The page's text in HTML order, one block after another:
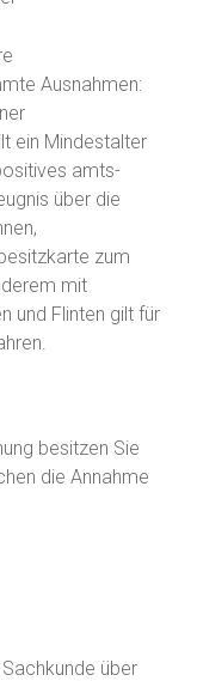
Ausnahmen:
ein Mindestalter
amts-
über die
zum
mit
und Flinten gilt für
besitzen Sie
die Annahme
über